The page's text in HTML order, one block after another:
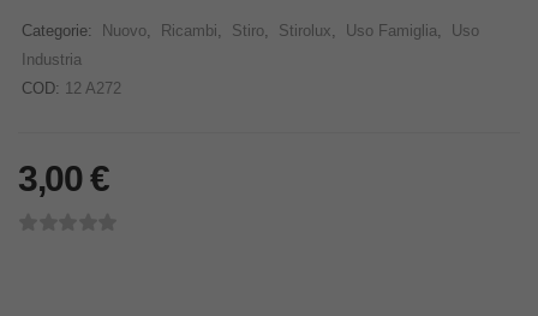
Categorie: Nuovo Ricambi Stiro Stirolux Uso Famiglia
Uso
Industria
COD: 12 A272
3,00€